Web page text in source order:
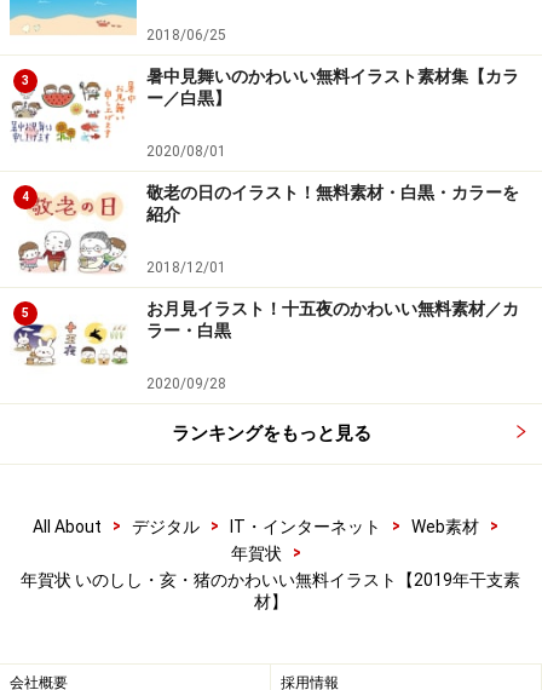
正面を向いたうり坊のフリーイラスト
【亥9】正面を向いたうり坊です。
横を向いたうり坊・子どものイノシシのフ
2018/06/25
3
暑中見舞いのかわいい無料イラスト素材集【カラ
ー／白黒】
2020/08/01
4
敬老の日のイラスト！無料素材・白黒・カラーを
紹介
2018/12/01
5
お月見イラスト！十五夜のかわいい無料素材／カ
ラー・白黒
2020/09/28
ランキングをもっと見る
All About > デジタル > IT・インターネット > Web素材
>
年賀状
>
年賀状 いのしし・亥・猪のかわいい無料イラスト【2019年干支素
材】
会社概要 採用情報